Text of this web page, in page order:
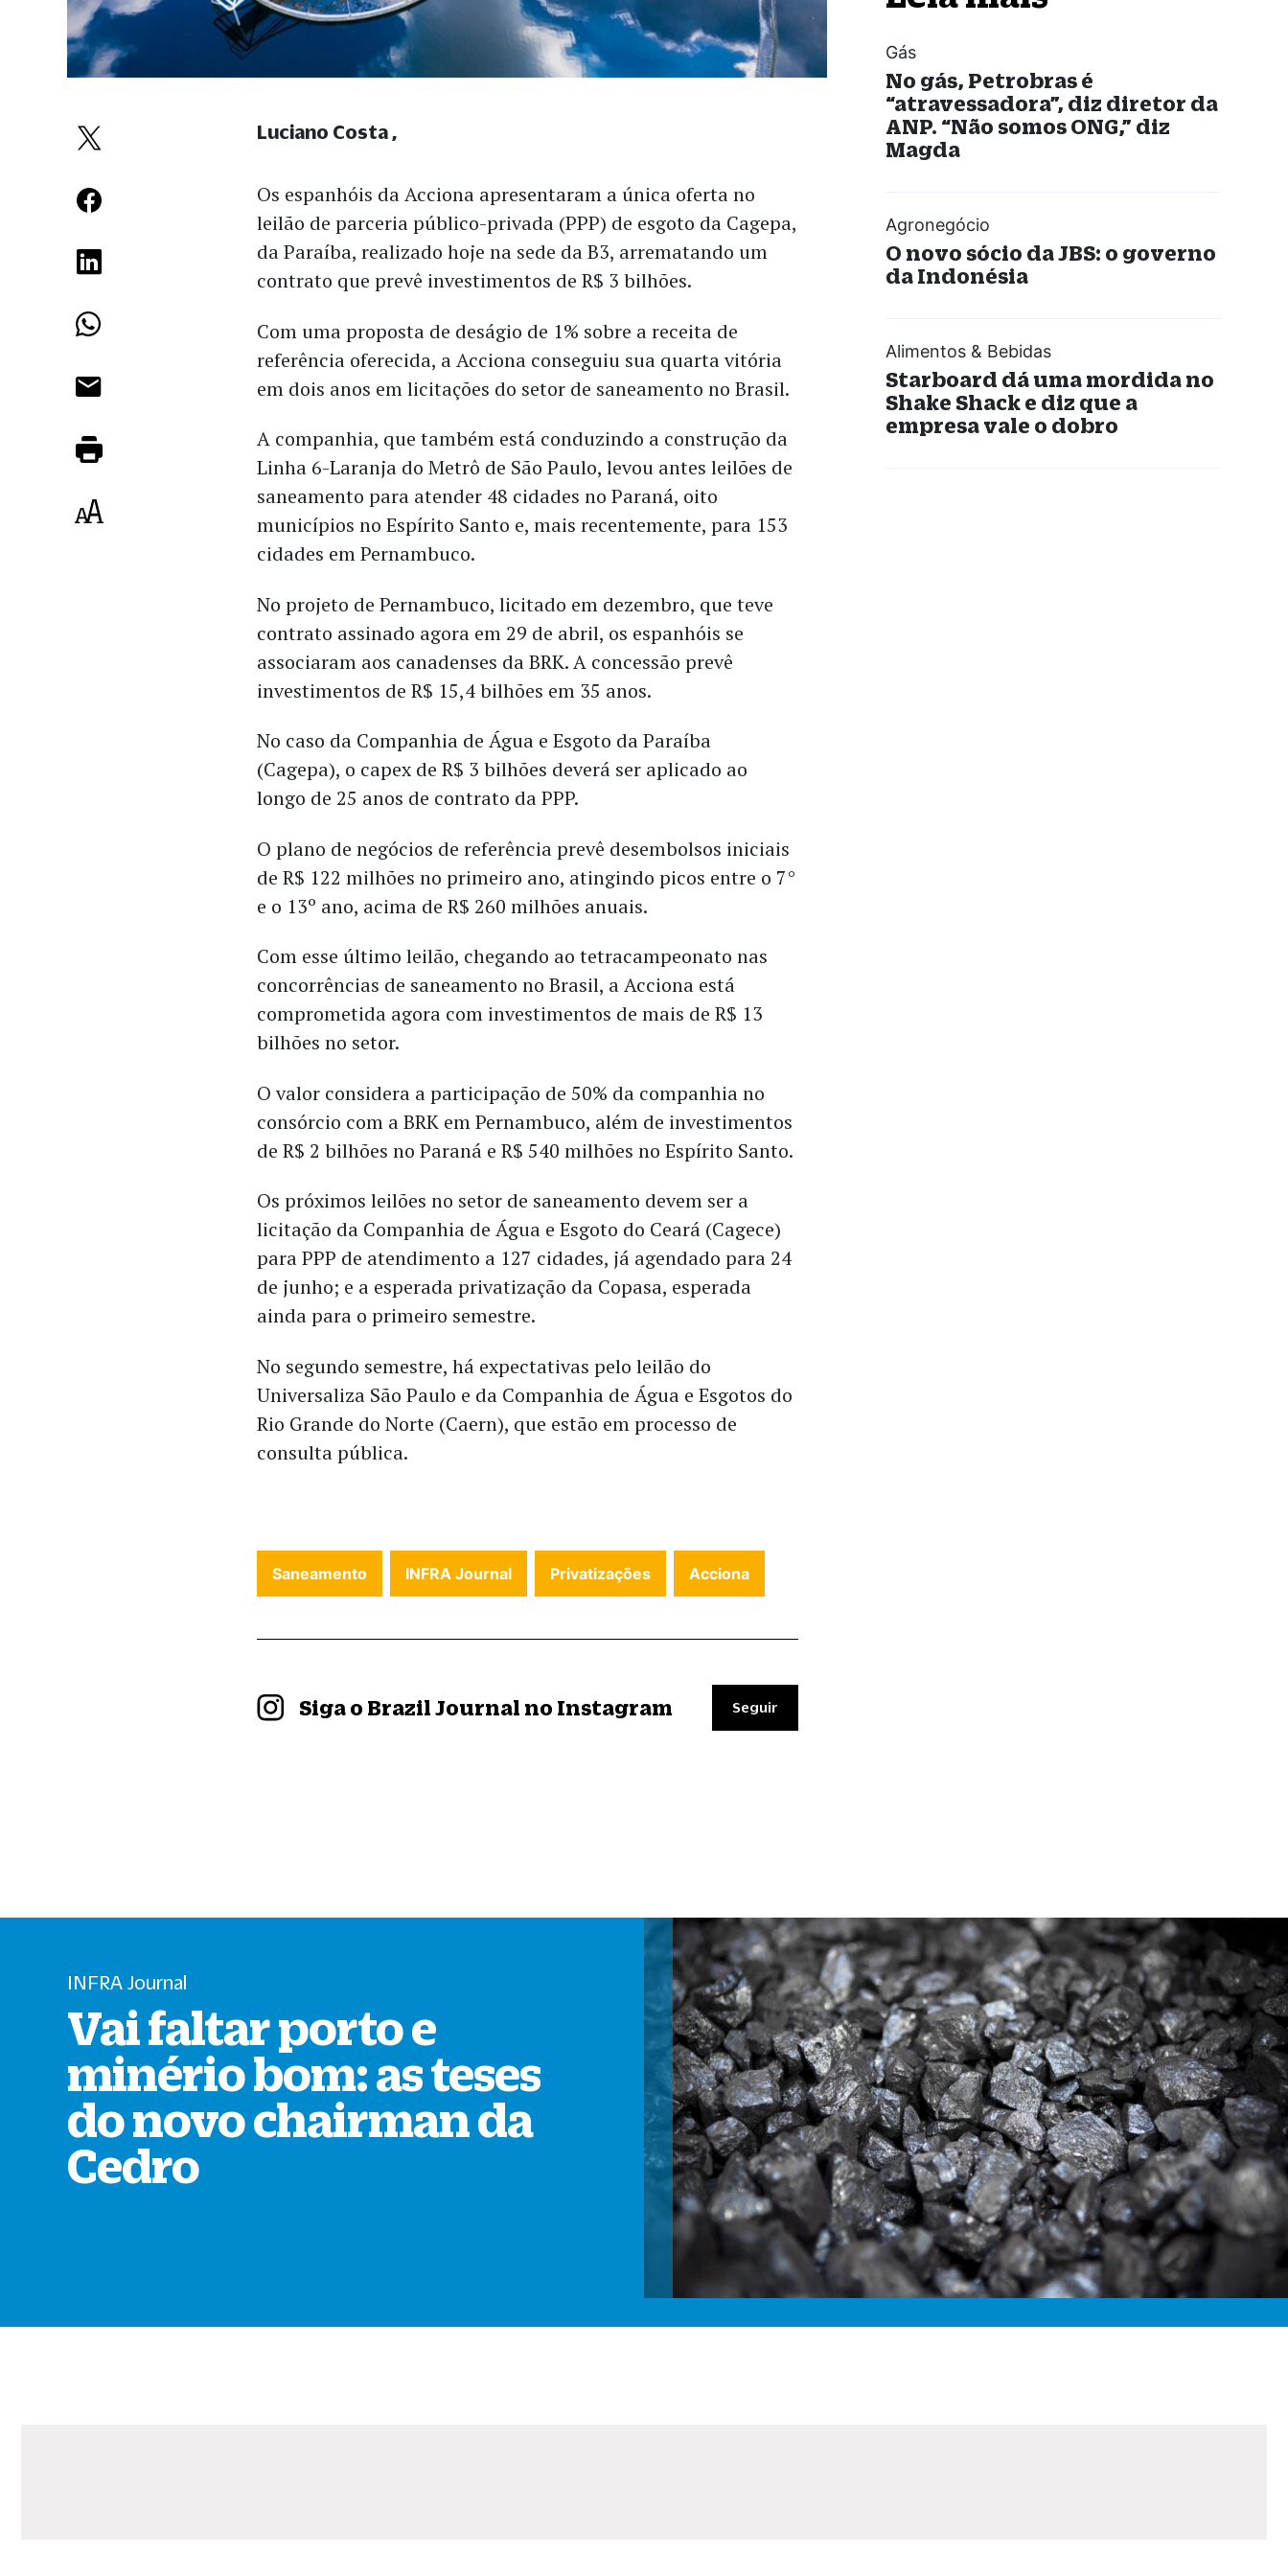
Os espanhóis da Acciona apresentaram a única oferta no
leilão de parceria público-privada (PPP) de esgoto da Cagepa,
da Paraíba, realizado hoje na sede da B3, arrematando um
contrato que prevê investimentos de R$ 3 bilhões.
Com uma proposta de deságio de 1% sobre a receita de
referência oferecida, a Acciona conseguiu sua quarta vitória
em dois anos em licitações do setor de saneamento no Brasil.
A companhia, que também está conduzindo a construção da
Linha 6-Laranja do Metrô de São Paulo, levou antes leilões de
saneamento para atender 48 cidades no Paraná, oito
municípios no Espírito Santo e, mais recentemente, para 153
cidades em Pernambuco.
No projeto de Pernambuco, licitado em dezembro, que teve
contrato assinado agora em 29 de abril, os espanhóis se
associaram aos canadenses da BRK. A concessão prevê
investimentos de R$ 15,4 bilhões em 35 anos.
No caso da Companhia de Água e Esgoto da Paraíba
(Cagepa), o capex de R$ 3 bilhões deverá ser aplicado ao
longo de 25 anos de contrato da PPP.
O plano de negócios de referência prevê desembolsos iniciais
de R$ 122 milhões no primeiro ano, atingindo picos entre o 7°
e o 13º ano, acima de R$ 260 milhões anuais.
Com esse último leilão, chegando ao tetracampeonato nas
concorrências de saneamento no Brasil, a Acciona está
comprometida agora com investimentos de mais de R$ 13
bilhões no setor.
O valor considera a participação de 50% da companhia no
consórcio com a BRK em Pernambuco, além de investimentos
de R$ 2 bilhões no Paraná e R$ 540 milhões no Espírito Santo.
Os próximos leilões no setor de saneamento devem ser a
licitação da Companhia de Água e Esgoto do Ceará (Cagece)
para PPP de atendimento a 127 cidades, já agendado para 24
de junho; e a esperada privatização da Copasa, esperada
ainda para o primeiro semestre.
No segundo semestre, há expectativas pelo leilão do
Universaliza São Paulo e da Companhia de Água e Esgotos do
Rio Grande do Norte (Caern), que estão em processo de
consulta pública.
Luciano Costa
Saneamento INFRA Journal Privatizações Acciona
Siga o Brazil Journal no Instagram Seguir
Gás
No gás, Petrobras é
“atravessadora”, diz diretor da
ANP. “Não somos ONG,” diz
Magda
Agronegócio
O novo sócio da JBS: o governo
da Indonésia
Alimentos & Bebidas
Starboard dá uma mordida no
Shake Shack e diz que a
empresa vale o dobro
INFRA Journal
Vai faltar porto e
minério bom: as teses
do novo chairman da
Cedro